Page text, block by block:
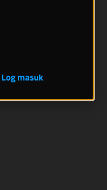
Log masuk